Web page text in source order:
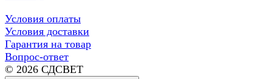
Условия оплаты
Условия доставки
Гарантия на товар
Вопрос-ответ
© 2026 СДСВЕТ